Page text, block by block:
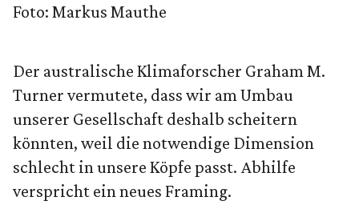
Foto: Markus Mauthe
Der australische Klimaforscher Graham M.
Turner vermutete, dass wir am Umbau
unserer Gesellschaft deshalb scheitern
könnten, weil die notwendige Dimension
schlecht in unsere Köpfe passt. Abhilfe
verspricht ein neues Framing.